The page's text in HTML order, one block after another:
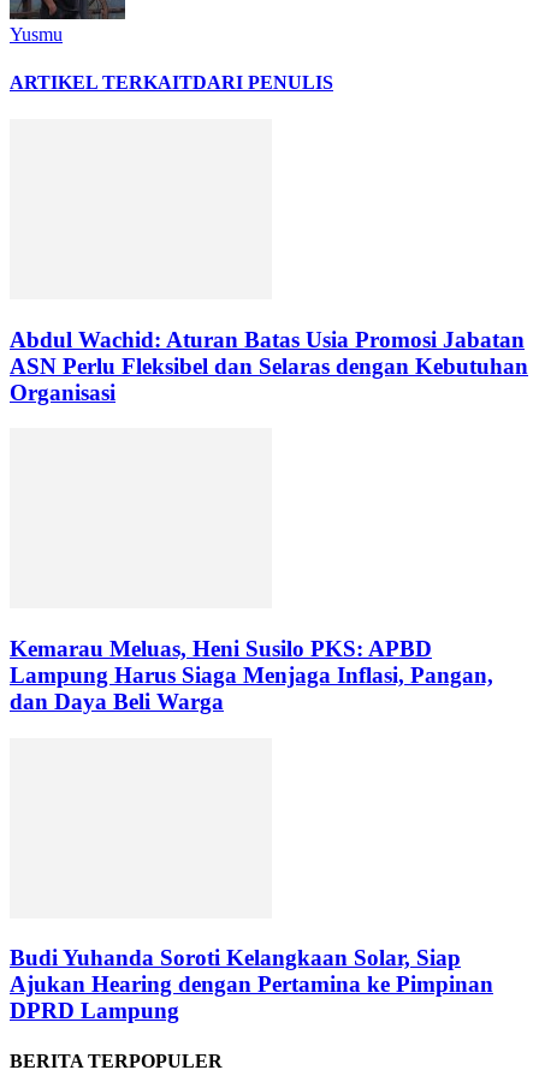
Yusmu
ARTIKEL TERKAITDARI PENULIS
Abdul Wachid: Aturan Batas Usia Promosi Jabatan
ASN Perlu Fleksibel dan Selaras dengan Kebutuhan
Organisasi
Kemarau Meluas, Heni Susilo PKS: APBD
Lampung Harus Siaga Menjaga Inflasi, Pangan,
dan Daya Beli Warga
Budi Yuhanda Soroti Kelangkaan Solar, Siap
Ajukan Hearing dengan Pertamina ke Pimpinan
DPRD Lampung
BERITA TERPOPULER